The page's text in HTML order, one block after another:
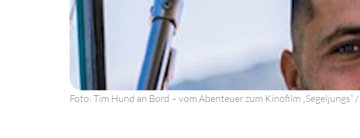
Foto: Tim Hund an Bord – vom Abenteuer zum Kinofilm „Segeljungs“